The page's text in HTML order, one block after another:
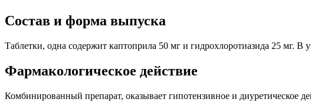
Состав и форма выпуска
Таблетки, одна содержит каптоприла 50 мг и гидрохлоротиазида 25 мг. В
Фармакологическое действие
Комбинированный препарат, оказывает гипотензивное и диуретическое